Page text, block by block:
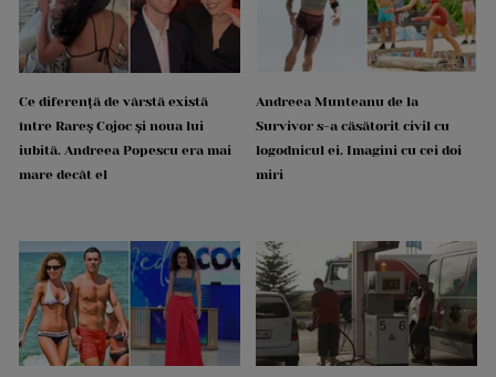
Ce diferență de vârstă există
între Rareș Cojoc și noua lui
iubită. Andreea Popescu era mai
mare decât el
Andreea Munteanu de la
Survivor s-a căsătorit civil cu
logodnicul ei. Imagini cu cei doi
miri